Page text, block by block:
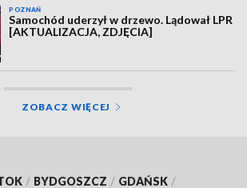
POZNAŃ
Samochód uderzył w drzewo. Lądował LPR
[AKTUALIZACJA, ZDJĘCIA]
ZOBACZ WIĘCEJ
/ BYDGOSZCZ / GDAŃSK /